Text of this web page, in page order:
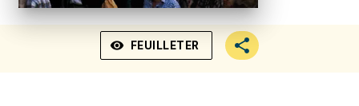
visibility FEUILLETER